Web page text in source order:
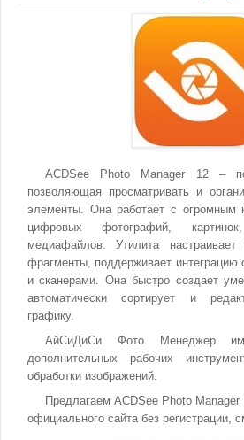
ACDSee Photo Manager 12 –
позволяющая просматривать и
элементы. Она работает с огромным
цифровых фотографий,
медиафайлов. Утилита
фрагменты, поддерживает
и сканерами. Она быстро создает
автоматически сортирует и
графику.
АйСиДиСи Фото Менеджер
дополнительных рабочих
обработки изображений.
Предлагаем ACDSee Photo Manager
официального сайта без регистрации,